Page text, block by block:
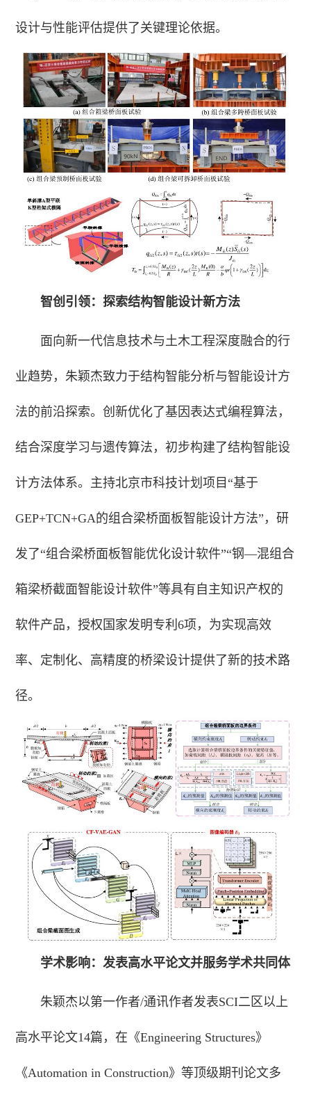
设计与性能评估提供了关键理论依据。
智创引领：探索结构智能设计新方法
面向新一代信息技术与土木工程深度融合的行
业趋势，朱颖杰致力于结构智能分析与智能设计方
法的前沿探索。创新优化了基因表达式编程算法，
结合深度学习与遗传算法，初步构建了结构智能设
计方法体系。主持北京市科技计划项目“基于
GEP+TCN+GA的组合梁桥面板智能设计方法”，研
发了“组合梁桥面板智能优化设计软件”“钢—混组合
箱梁桥截面智能设计软件”等具有自主知识产权的
软件产品，授权国家发明专利6项，为实现高效
率、定制化、高精度的桥梁设计提供了新的技术路
径。
学术影响：发表高水平论文并服务学术共同体
朱颖杰以第一作者/通讯作者发表SCI二区以上
高水平论文14篇，在《Engineering Structures》
《Automation in Construction》等顶级期刊论文多